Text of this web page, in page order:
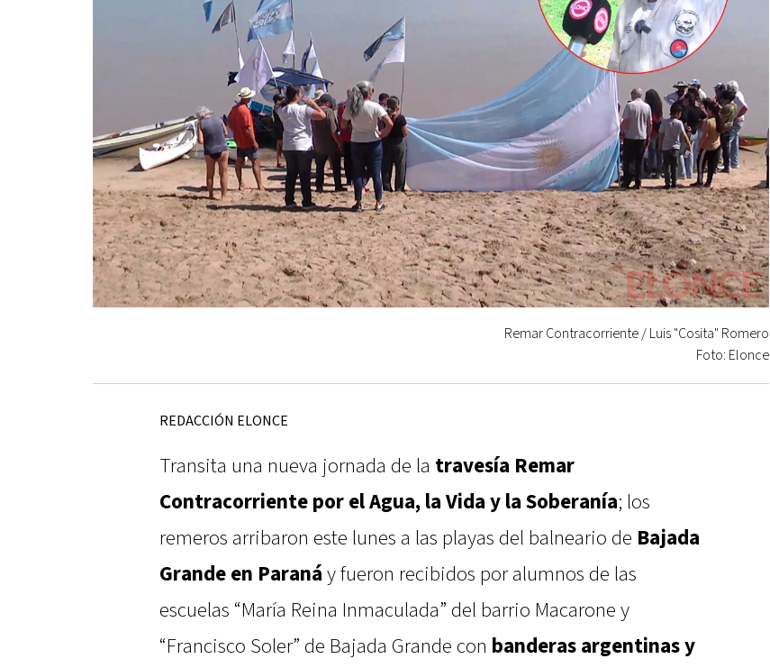
Remar Contracorriente / Luis "Cosita" Romero
Foto: Elonce
REDACCIÓN ELONCE
Transita una nueva jornada de la travesía Remar
Contracorriente por el Agua, la Vida y la Soberanía; los
remeros arribaron este lunes a las playas del balneario de Bajada
Grande en Paraná y fueron recibidos por alumnos de las
escuelas “María Reina Inmaculada” del barrio Macarone y
“Francisco Soler” de Bajada Grande con banderas argentinas y